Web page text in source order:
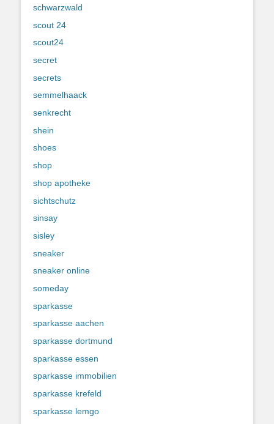
schwarzwald
scout 24
scout24
secret
secrets
semmelhaack
senkrecht
shein
shoes
shop
shop apotheke
sichtschutz
sinsay
sisley
sneaker
sneaker online
someday
sparkasse
sparkasse aachen
sparkasse dortmund
sparkasse essen
sparkasse immobilien
sparkasse krefeld
sparkasse lemgo